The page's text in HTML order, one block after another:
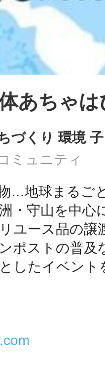
あちゃは
づくり 環境
ミュニティ
…地球まるご
・守山を中心
ユース品の譲
ポストの普及
したイベン